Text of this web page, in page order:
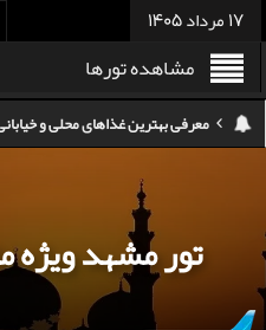
17 مرداد 1405
مشاهده تورها
هزینه سفر به گرجستان
هزینه سفر به تایلند
کدام هواپیمایی کدام ترمینال مهرآباد؟
استرداد بلیط هواپیما در شرایط جنگی
هزینه تفریحات استانبول ۲۰۲۵
تور مشهد ویژه